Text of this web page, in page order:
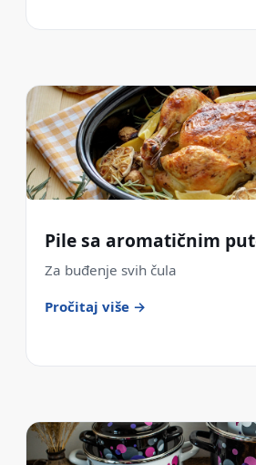
Pile sa aromatičnim
Za buđenje svih čula
Pročitaj više →